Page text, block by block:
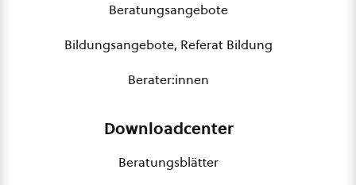
Beratungsangebote
Bildungsangebote, Referat Bildung
Berater:innen
Downloadcenter
Beratungsblätter